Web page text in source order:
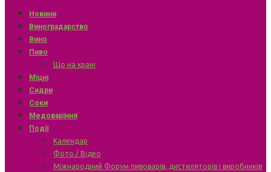
Новини
Виноградарство
Вино
Пиво
Що на крані
Міцні
Сидри
Соки
Медоваріння
Події
Календар
Фото / Відео
Міжнародний Форум пивоварів, дистиляторів і виробників